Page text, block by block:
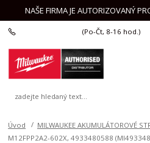
NAŠE FIRMA JE AUTORIZOVANÝ
(Po-Čt, 8-16 hod.)
Úvod MILWAUKEE AKUMULÁTOROVÉ
M12FPP2A2-602X, 4933480588